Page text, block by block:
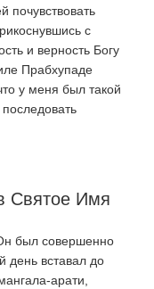
почувствовать
с
и верность Богу
Прабхупаде
у меня был такой
Святое Имя
был совершенно
день вставал до
арати,